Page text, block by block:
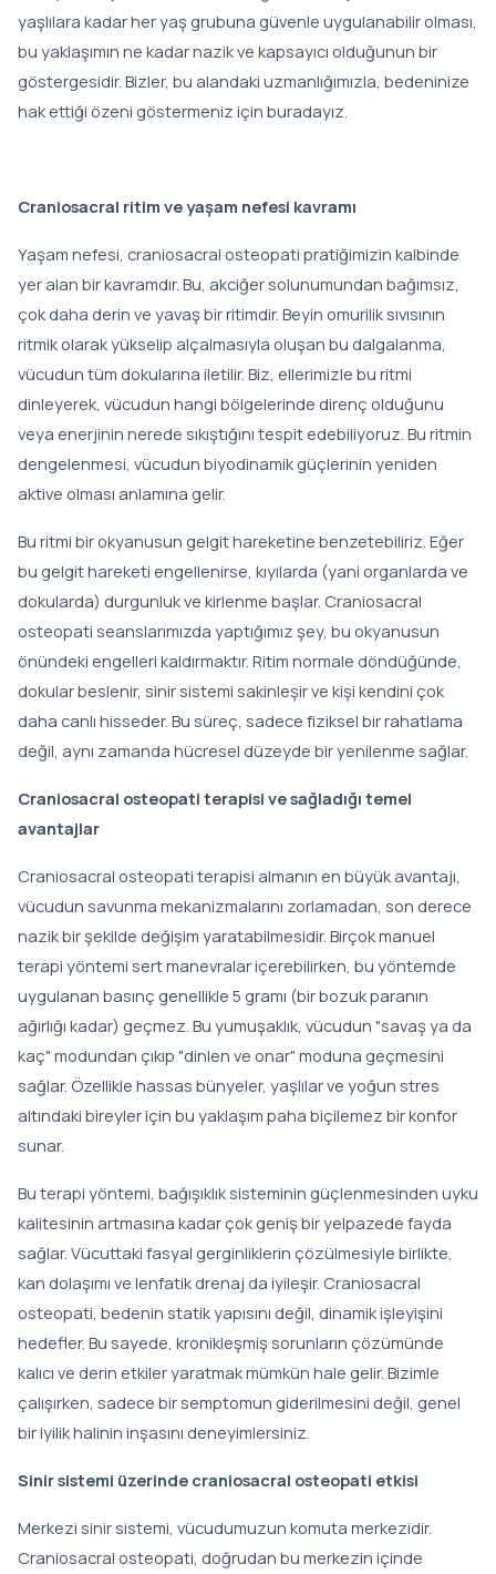
yaşlılara kadar her yaş grubuna güvenle uygulanabilir olması,
bu yaklaşımın ne kadar nazik ve kapsayıcı olduğunun bir
göstergesidir. Bizler, bu alandaki uzmanlığımızla, bedeninize
hak ettiği özeni göstermeniz için buradayız.
Craniosacral ritim ve yaşam nefesi kavramı
Yaşam nefesi, craniosacral osteopati pratiğimizin kalbinde
yer alan bir kavramdır. Bu, akciğer solunumundan bağımsız,
çok daha derin ve yavaş bir ritimdir. Beyin omurilik sıvısının
ritmik olarak yükselip alçalmasıyla oluşan bu dalgalanma,
vücudun tüm dokularına iletilir. Biz, ellerimizle bu ritmi
dinleyerek, vücudun hangi bölgelerinde direnç olduğunu
veya enerjinin nerede sıkıştığını tespit edebiliyoruz. Bu ritmin
dengelenmesi, vücudun biyodinamik güçlerinin yeniden
aktive olması anlamına gelir.
Bu ritmi bir okyanusun gelgit hareketine benzetebiliriz. Eğer
bu gelgit hareketi engellenirse, kıyılarda (yani organlarda ve
dokularda) durgunluk ve kirlenme başlar. Craniosacral
osteopati seanslarımızda yaptığımız şey, bu okyanusun
önündeki engelleri kaldırmaktır. Ritim normale döndüğünde,
dokular beslenir, sinir sistemi sakinleşir ve kişi kendini çok
daha canlı hisseder. Bu süreç, sadece fiziksel bir rahatlama
değil, aynı zamanda hücresel düzeyde bir yenilenme sağlar.
Craniosacral osteopati terapisi ve sağladığı temel
avantajlar
Craniosacral osteopati terapisi almanın en büyük avantajı,
vücudun savunma mekanizmalarını zorlamadan, son derece
nazik bir şekilde değişim yaratabilmesidir. Birçok manuel
terapi yöntemi sert manevralar içerebilirken, bu yöntemde
uygulanan basınç genellikle 5 gramı (bir bozuk paranın
ağırlığı kadar) geçmez. Bu yumuşaklık, vücudun "savaş ya da
kaç" modundan çıkıp "dinlen ve onar" moduna geçmesini
sağlar. Özellikle hassas bünyeler, yaşlılar ve yoğun stres
altındaki bireyler için bu yaklaşım paha biçilemez bir konfor
sunar.
Bu terapi yöntemi, bağışıklık sisteminin güçlenmesinden uyku
kalitesinin artmasına kadar çok geniş bir yelpazede fayda
sağlar. Vücuttaki fasyal gerginliklerin çözülmesiyle birlikte,
kan dolaşımı ve lenfatik drenaj da iyileşir. Craniosacral
osteopati, bedenin statik yapısını değil, dinamik işleyişini
hedefler. Bu sayede, kronikleşmiş sorunların çözümünde
kalıcı ve derin etkiler yaratmak mümkün hale gelir. Bizimle
çalışırken, sadece bir semptomun giderilmesini değil, genel
bir iyilik halinin inşasını deneyimlersiniz.
Sinir sistemi üzerinde craniosacral osteopati etkisi
Merkezi sinir sistemi, vücudumuzun komuta merkezidir.
Craniosacral osteopati, doğrudan bu merkezin içinde